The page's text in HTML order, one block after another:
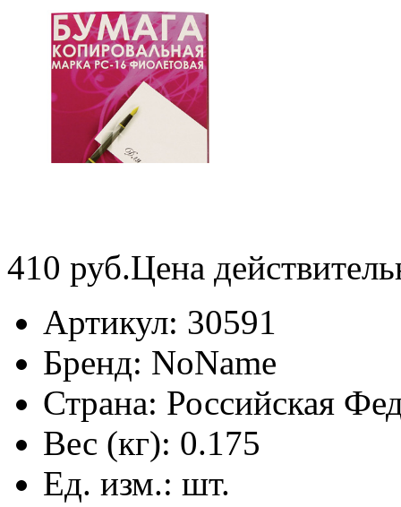
410 руб.Цена
Артикул: 30591
Бренд: NoName
Страна: Российская
Вес (кг): 0.175
Ед. изм.: шт.